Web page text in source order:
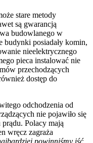
stare metody
są gwarancją
budowlanego w
posiadały komin,
nieelektrycznego
pieca instalować nie
przechodzących
dostęp do
odchodzenia od
nie pojawiło się
Polacy mają
wręcz zagraża
powinniśmy iść